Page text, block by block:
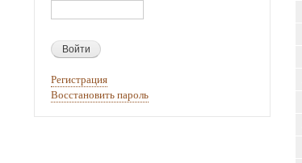
Регистрация
Восстановить пароль